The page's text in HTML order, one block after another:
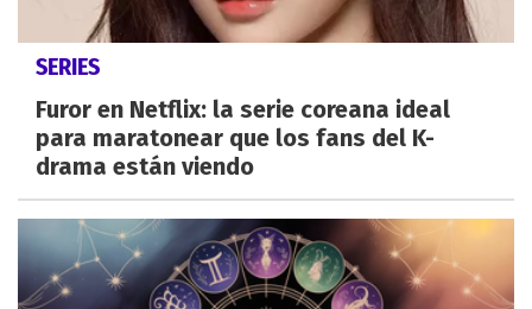
SERIES
Furor en Netflix: la serie coreana ideal
para maratonear que los fans del K-
drama están viendo